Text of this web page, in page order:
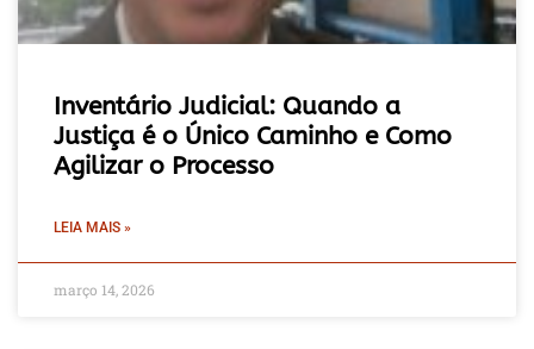
Inventário Judicial: Quando a
Justiça é o Único Caminho e Como
Agilizar o Processo
LEIA MAIS »
março 14, 2026